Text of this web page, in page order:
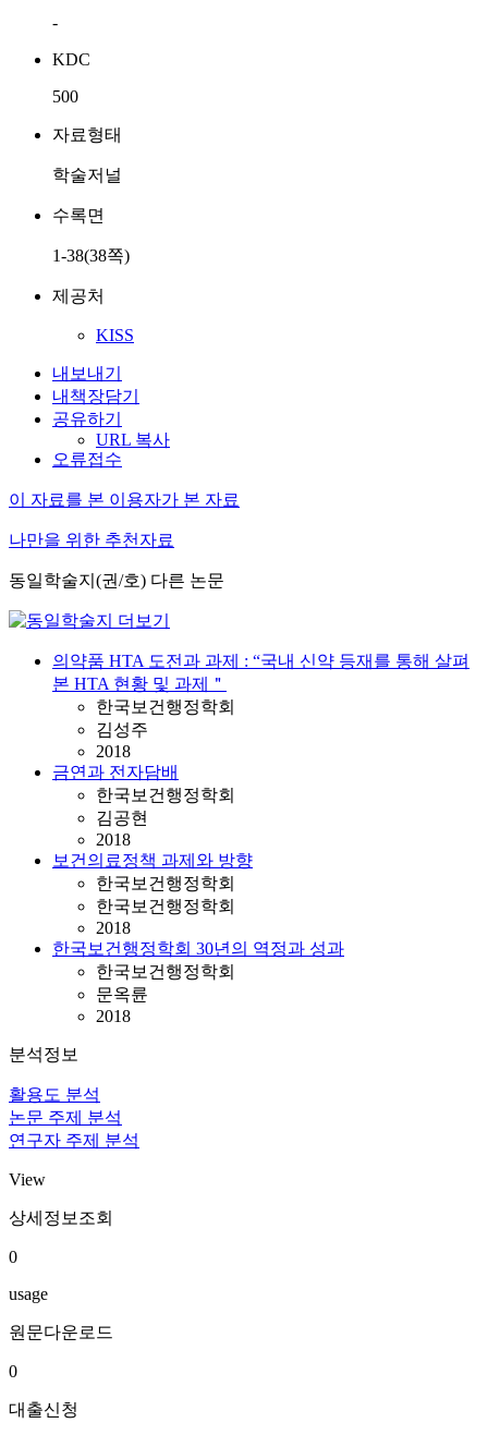
-
KDC
500
자료형태
학술저널
수록면
1-38(38쪽)
제공처
KISS
내보내기
내책장담기
공유하기
URL 복사
오류접수
이 자료를 본 이용자가 본 자료
나만을 위한 추천자료
동일학술지(권/호) 다른 논문
의약품 HTA 도전과 과제 : “국내 신약 등재를 통해 살펴
본 HTA 현황 및 과제＂
한국보건행정학회
김성주
2018
금연과 전자담배
한국보건행정학회
김공현
2018
보건의료정책 과제와 방향
한국보건행정학회
한국보건행정학회
2018
한국보건행정학회 30년의 역정과 성과
한국보건행정학회
문옥륜
2018
분석정보
활용도 분석
논문 주제 분석
연구자 주제 분석
View
상세정보조회
0
usage
원문다운로드
0
대출신청